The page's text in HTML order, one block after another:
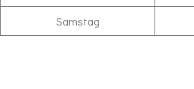
Samstag